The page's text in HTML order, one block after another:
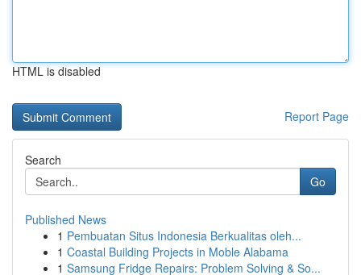
HTML is disabled
Report Page
Search
Go
Published News
1 Pembuatan Situs Indonesia Berkualitas oleh...
1 Coastal Building Projects in Moble Alabama
1 Samsung Fridge Repairs: Problem Solving & So...